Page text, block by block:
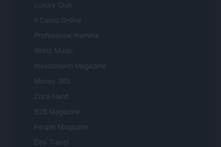
Luxury Club
Il Calcio Online
Professione mamma
World Music
Investimenti Magazine
Money 365
Zona Nerd
B2B Magazine
People Magazine
Day Travel